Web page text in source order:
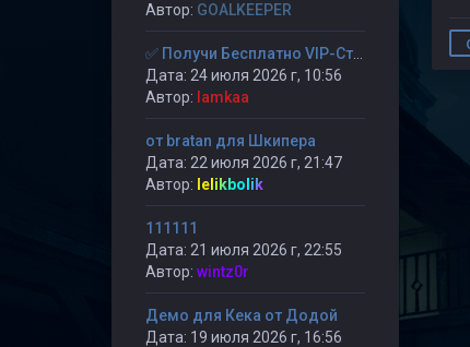
Автор: GOALKEEPER
Дата: 24 июля 2026 г, 10:56
Автор: lamkaa
от bratan для Шкипера
Дата: 22 июля 2026 г, 21:47
Автор: lelikbolik
111111
Дата: 21 июля 2026 г, 22:55
Автор: wintz0r
Демо для Кека от Додой
Дата: 19 июля 2026 г, 16:56